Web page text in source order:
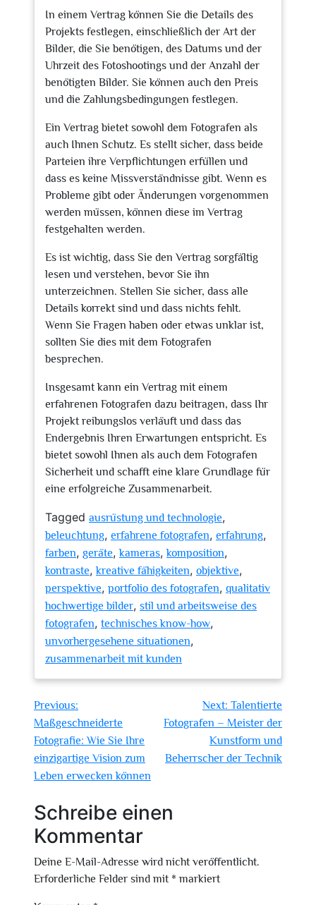
In einem Vertrag können Sie die Details des
Projekts festlegen, einschließlich der Art der
Bilder, die Sie benötigen, des Datums und der
Uhrzeit des Fotoshootings und der Anzahl der
benötigten Bilder. Sie können auch den Preis
und die Zahlungsbedingungen festlegen.
Ein Vertrag bietet sowohl dem Fotografen als
auch Ihnen Schutz. Es stellt sicher, dass beide
Parteien ihre Verpflichtungen erfüllen und
dass es keine Missverständnisse gibt. Wenn es
Probleme gibt oder Änderungen vorgenommen
werden müssen, können diese im Vertrag
festgehalten werden.
Es ist wichtig, dass Sie den Vertrag sorgfältig
lesen und verstehen, bevor Sie ihn
unterzeichnen. Stellen Sie sicher, dass alle
Details korrekt sind und dass nichts fehlt.
Wenn Sie Fragen haben oder etwas unklar ist,
sollten Sie dies mit dem Fotografen
besprechen.
Insgesamt kann ein Vertrag mit einem
erfahrenen Fotografen dazu beitragen, dass Ihr
Projekt reibungslos verläuft und dass das
Endergebnis Ihren Erwartungen entspricht. Es
bietet sowohl Ihnen als auch dem Fotografen
Sicherheit und schafft eine klare Grundlage für
eine erfolgreiche Zusammenarbeit.
Tagged ausrüstung und technologie,
beleuchtung, erfahrene fotografen, erfahrung,
farben, geräte,kameras,komposition,
kontraste,kreative fähigkeiten, objektive,
perspektive, portfolio des fotografen, qualitativ
hochwertige bilder, stil und arbeitsweise des
fotografen, technisches know-how,
unvorhergesehene situationen,
zusammenarbeit mit kunden
Beitragsnavigation
Previous:
Maßgeschneiderte
Fotografie: Wie Sie Ihre
einzigartige Vision zum
Leben erwecken können
Next: Talentierte
Fotografen – Meister der
Kunstform und
Beherrscher der Technik
Schreibe einen
Kommentar
Deine E-Mail-Adresse wird nicht veröffentlicht.
Erforderliche Felder sind mit * markiert